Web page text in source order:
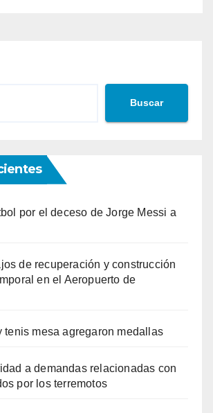
Buscar
por el deceso de Jorge Messi a
de recuperación y construcción
en el Aeropuerto de
tenis mesa agregaron medallas
a demandas relacionadas con
por los terremotos